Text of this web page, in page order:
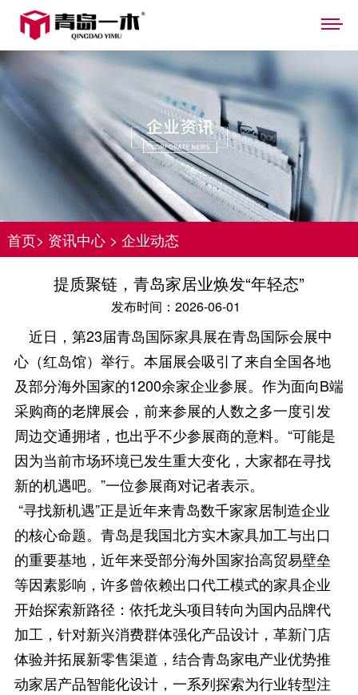
首页> 资讯中心> 企业动态
提质聚链，青岛家居业焕发“年轻态”
发布时间：2026-06-01
近日，第23届青岛国际家具展在青岛国际会展中
心（红岛馆）举行。本届展会吸引了来自全国各地
及部分海外国家的1200余家企业参展。作为面向B端
采购商的老牌展会，前来参展的人数之多一度引发
周边交通拥堵，也出乎不少参展商的意料。“可能是
因为当前市场环境已发生重大变化，大家都在寻找
新的机遇吧。”一位参展商对记者表示。
“寻找新机遇”正是近年来青岛数千家家居制造企业
的核心命题。青岛是我国北方实木家具加工与出口
的重要基地，近年来受部分海外国家抬高贸易壁垒
等因素影响，许多曾依赖出口代工模式的家具企业
开始探索新路径：依托龙头项目转向为国内品牌代
加工，针对新兴消费群体强化产品设计，革新门店
体验并拓展新零售渠道，结合青岛家电产业优势推
动家居产品智能化设计，一系列探索为行业转型注